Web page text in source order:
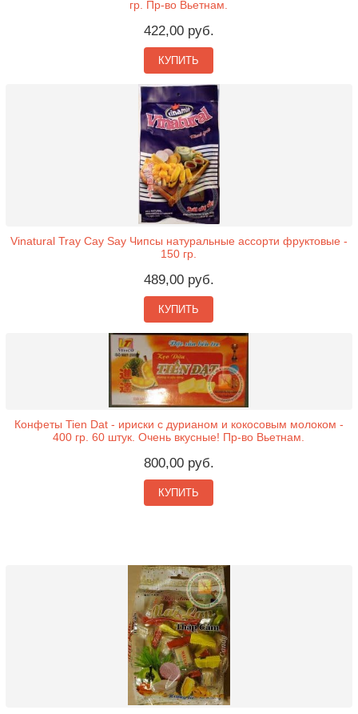
гр. Пр-во Вьетнам.
422,00 руб.
КУПИТЬ
Vinatural Tray Cay Say Чипсы натуральные ассорти фруктовые -
150 гр.
489,00 руб.
КУПИТЬ
Конфеты Tien Dat - ириски с дурианом и кокосовым молоком -
400 гр. 60 штук. Очень вкусные! Пр-во Вьетнам.
800,00 руб.
КУПИТЬ